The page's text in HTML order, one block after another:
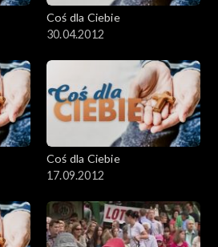
Coś dla Ciebie
30.04.2012
Coś dla Ciebie
17.09.2012